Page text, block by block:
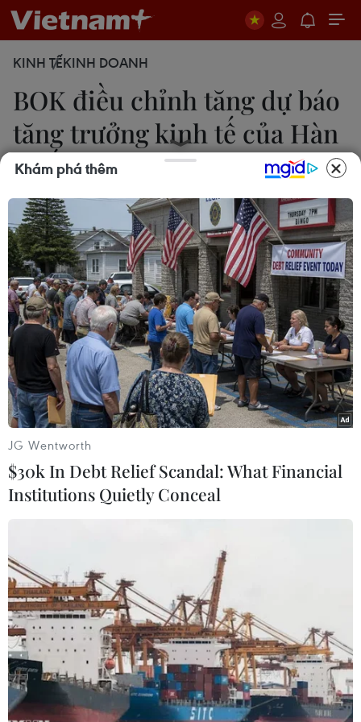
KINH TẾKINH DOANH
BOK điều chỉnh tăng dự báo
tăng trưởng kinh tế của Hàn
Quốc
Mạnh Hùng
26/11/2020 22:00
Ngân hàng Trung ương Hàn Quốc điều chỉnh lại
tốc độ tăng trưởng kinh tế lần này từ -1,3% lên
-1,1% bởi tình hình đầu tư cơ sở vật chất có xu
hướng phục hồi, xuất khẩu được cải thiện.
Người dân mua sắm tại một khu chợ ở Seoul, Hàn Quốc. (Ảnh:
AFP/TTXVN)
Ngân hàng Trung ương Hàn Quốc (BOK) ngày
26/11 đã điều chỉnh tăng dự báo tăng trưởng
Tổng sản phẩm quốc nội (GDP) năm nay của
Khám phá thêm
JG Wentworth
$30k In Debt Relief Scandal: What Financial
Institutions Quietly Conceal